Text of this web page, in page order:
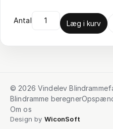
Antal Læg i kurv
© 2026 Vindelev
Blindramme beregner
Om os
Design by WiconSoft